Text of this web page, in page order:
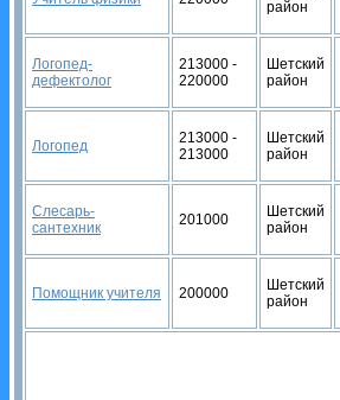
район
Логопед-
дефектолог
213000 -
220000
Шетский
район
Логопед
213000 -
213000
Шетский
район
Слесарь-
сантехник
201000
Шетский
район
Помощник учителя 200000
Шетский
район